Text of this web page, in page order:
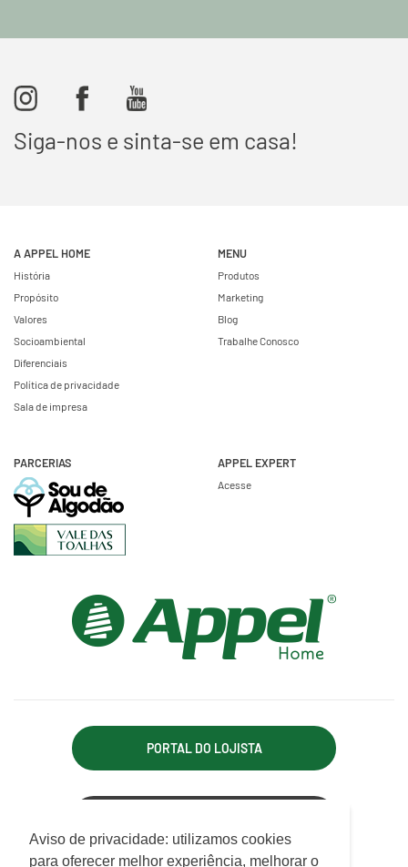
Utilizamos cookies para oferecer melhor
experiência, melhorar o desempenho, analisar
Siga-nos e sinta-se em casa!
A APPEL HOME
História
Propósito
Valores
Socioambiental
Diferenciais
Política de privacidade
Sala de impresa
MENU
Produtos
Marketing
Blog
Trabalhe Conosco
PARCERIAS APPEL EXPERT
Acesse
PORTAL DO LOJISTA
Aviso de privacidade: utilizamos cookies
para oferecer melhor experiência, melhorar o